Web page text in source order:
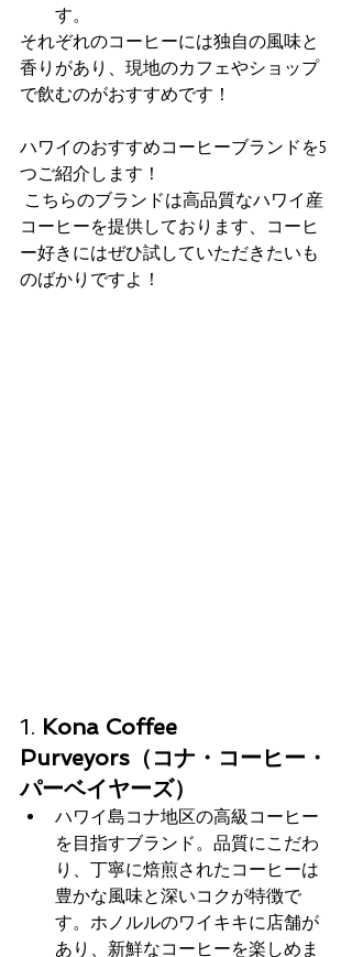
す。
それぞれのコーヒーには独自の風味と
香りがあり、現地のカフェやショップ
で飲むのがおすすめです！
ハワイのおすすめコーヒーブランドを5
つご紹介します！
コーヒーを提供しております、コーヒ
ー好きにはぜひ試していただきたいも
のばかりですよ！
1. Kona Coffee
Purveyors（コナ・コーヒー・
パーベイヤーズ）
ハワイ島コナ地区の高級コーヒー
を目指すブランド。品質にこだわ
り、丁寧に焙煎されたコーヒーは
豊かな風味と深いコクが特徴で
す。ホノルルのワイキキに店舗が
あり、新鮮なコーヒーを楽しめま